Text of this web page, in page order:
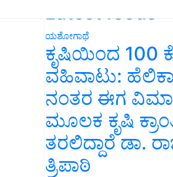
Latest feeds
ಯಶೋಗಾಥೆ
ಕೃಷಿಯಿಂದ 100
ವಹಿವಾಟು:
ನಂತರ ಈಗ
ಮೂಲಕ ಕೃಷಿ
ತರಲಿದ್ದಾರೆ ಡಾ.
ತ್ರಿಪಾಠಿ